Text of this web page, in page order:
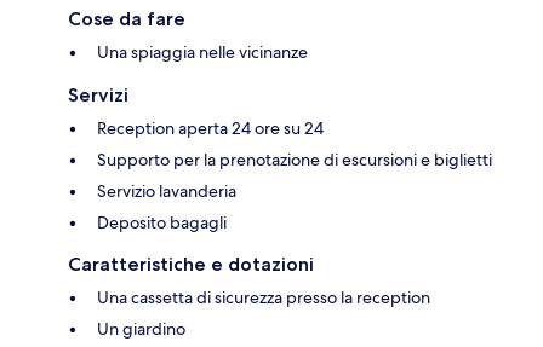
Cose da fare
Una spiaggia nelle vicinanze
Servizi
Reception aperta 24 ore su 24
Supporto per la prenotazione di escursioni e biglietti
Servizio lavanderia
Deposito bagagli
Caratteristiche e dotazioni
Una cassetta di sicurezza presso la reception
Un giardino